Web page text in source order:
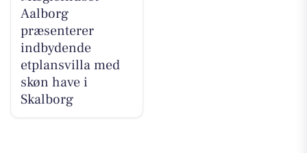
Aalborg
præsenterer
indbydende
etplansvilla med
skøn have i
Skalborg